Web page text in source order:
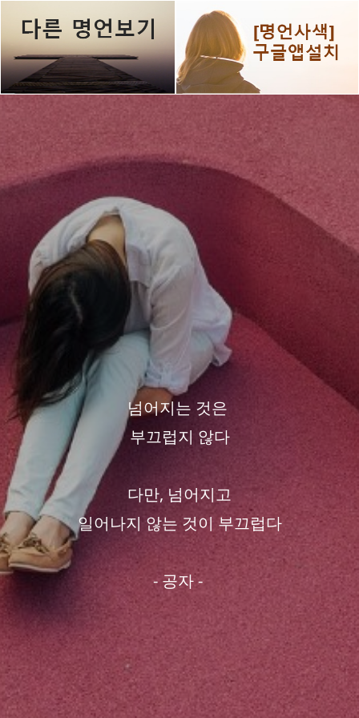
넘어지는 것은
부끄럽지 않다
다만, 넘어지고
일어나지 않는 것이 부끄럽다
- 공자 -